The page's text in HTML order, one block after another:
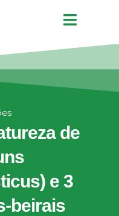
de
e 3
beirais